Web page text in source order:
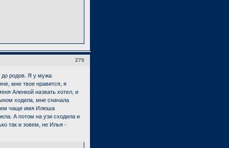
276
до родов. Я у мужа
мне твое нравится, я
Аленкой назвать хотел, и
ходила, мне сначала
тем чаще имя Илюша
А потом на узи сходила и
так и зовем, не Илья -